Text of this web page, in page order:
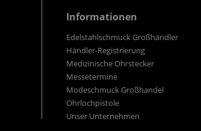
Informationen
Edelstahlschmuck Großhändler
Händler-Registrierung
Medizinische Ohrstecker
Messetermine
Modeschmuck Großhandel
Ohrlochpistole
Unser Unternehmen